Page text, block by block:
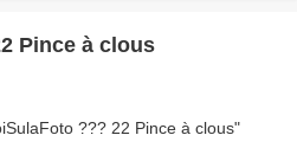
Pince à clous